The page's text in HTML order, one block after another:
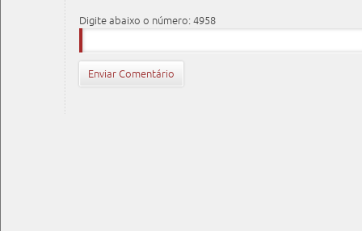
Digite abaixo o número: 4958